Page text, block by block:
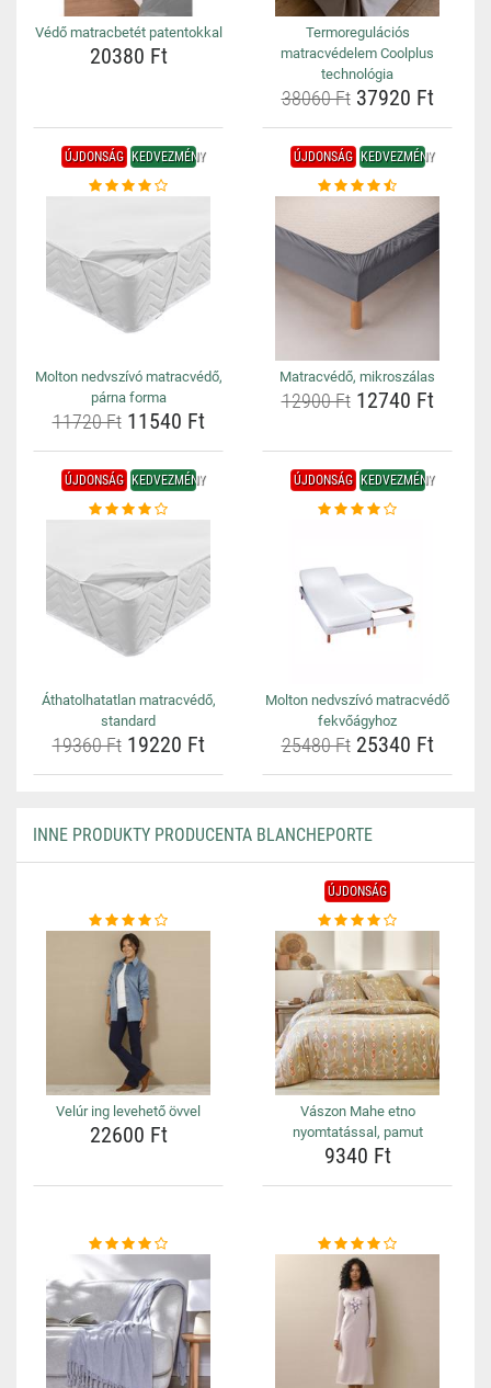
Védő matracbetét patentokkal
20380 Ft
Termoregulációs
matracvédelem Coolplus
technológia
38060 Ft37920 Ft
ÚJDONSÁG KEDVEZMÉNY
Molton nedvszívó matracvédő,
párna forma
11720 Ft11540 Ft
ÚJDONSÁG KEDVEZMÉNY
Matracvédő, mikroszálas
12900 Ft12740 Ft
ÚJDONSÁG KEDVEZMÉNY
Áthatolhatatlan matracvédő,
standard
19360 Ft19220 Ft
ÚJDONSÁG KEDVEZMÉNY
Molton nedvszívó matracvédő
fekvőágyhoz
25480 Ft25340 Ft
INNE PRODUKTY PRODUCENTA BLANCHEPORTE
Velúr ing levehető övvel
22600 Ft
ÚJDONSÁG
Vászon Mahe etno
nyomtatással, pamut
9340 Ft